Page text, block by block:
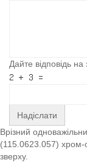
Дайте відповідь
Надіслати
Врізний
(115.0623.057) хром-
зверху.